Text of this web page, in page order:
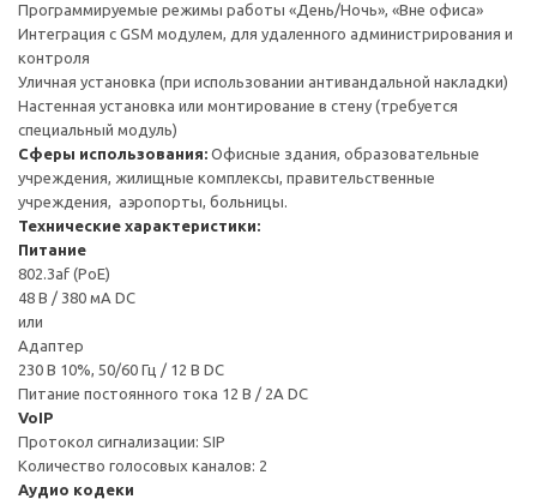
Программируемые режимы работы «День/Ночь», «Вне офиса»
Интеграция с GSM модулем, для удаленного администрирования и
контроля
Уличная установка (при использовании антивандальной накладки)
Настенная установка или монтирование в стену (требуется
специальный модуль)
Сферы использования: Офисные здания, образовательные
учреждения, жилищные комплексы, правительственные
учреждения, аэропорты, больницы.
Технические характеристики:
Питание
802.3af (PoE)
48 В / 380 мA DC
или
Адаптер
230 В 10%, 50/60 Гц / 12 В DC
Питание постоянного тока 12 В / 2A DC
VoIP
Протокол сигнализации: SIP
Количество голосовых каналов: 2
Аудио кодеки